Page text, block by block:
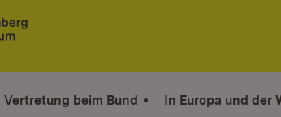
Vertretung beim Bund In Europa und der